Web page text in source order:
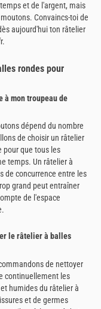
et de l'argent, mais
Convaincs-toi de
aujourd'hui ton râtelier
rondes pour
à mon troupeau de
dépend du nombre
de choisir un râtelier
pour que tous les
temps. Un râtelier à
de concurrence entre les
grand peut entraîner
de l'espace
le râtelier à balles
de nettoyer
continuellement les
humides du râtelier à
et de germes